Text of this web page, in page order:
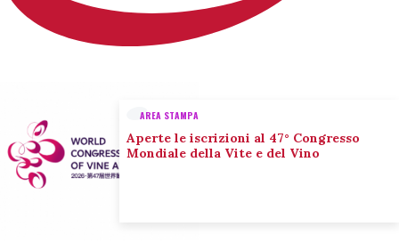
AREA STAMPA
Aperte le iscrizioni al 47° Congresso
Mondiale della Vite e del Vino